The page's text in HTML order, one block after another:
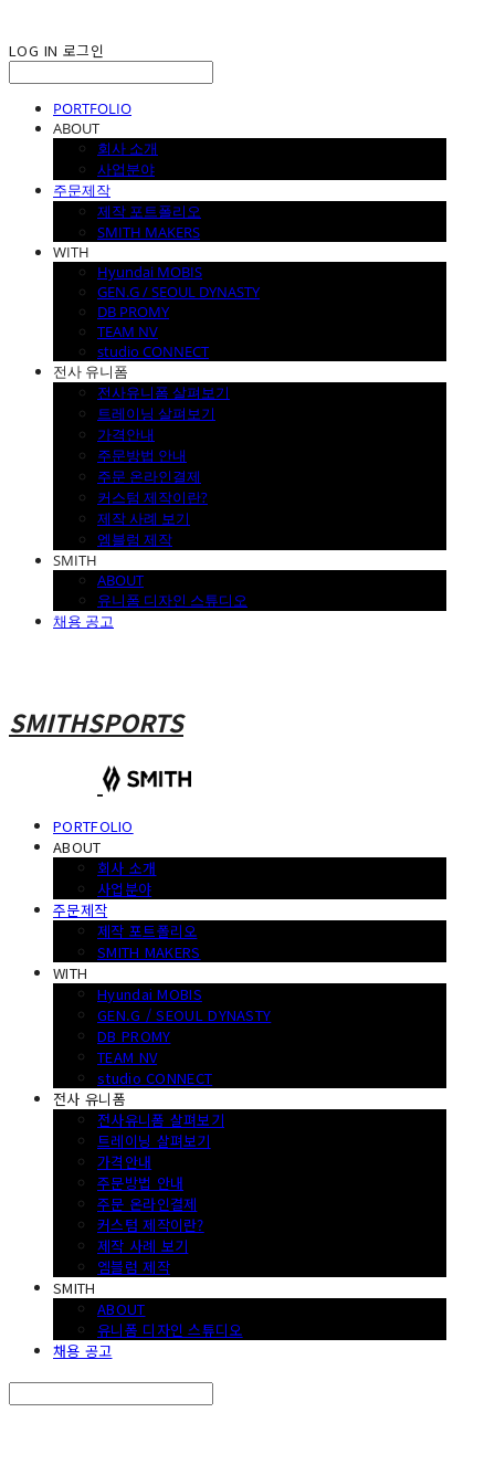
LOG IN 로그인
PORTFOLIO
ABOUT
회사 소개
사업분야
주문제작
제작 포트폴리오
SMITH MAKERS
WITH
Hyundai MOBIS
GEN.G / SEOUL DYNASTY
DB PROMY
TEAM NV
studio CONNECT
전사 유니폼
전사유니폼 살펴보기
트레이닝 살펴보기
가격안내
주문방법 안내
주문 온라인결제
커스텀 제작이란?
제작 사례 보기
엠블럼 제작
SMITH
ABOUT
유니폼 디자인 스튜디오
채용 공고
SMITHSPORTS
PORTFOLIO
ABOUT
회사 소개
사업분야
주문제작
제작 포트폴리오
SMITH MAKERS
WITH
Hyundai MOBIS
GEN.G / SEOUL DYNASTY
DB PROMY
TEAM NV
studio CONNECT
전사 유니폼
전사유니폼 살펴보기
트레이닝 살펴보기
가격안내
주문방법 안내
주문 온라인결제
커스텀 제작이란?
제작 사례 보기
엠블럼 제작
SMITH
ABOUT
유니폼 디자인 스튜디오
채용 공고